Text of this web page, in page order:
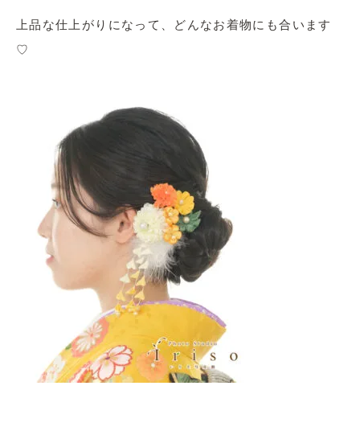
上品な仕上がりになって、どんなお着物にも合います
♡